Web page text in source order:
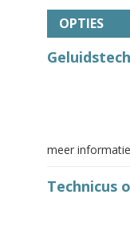
OPTIES
meer informatie
Technicus